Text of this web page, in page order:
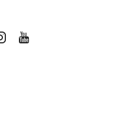
Youtube